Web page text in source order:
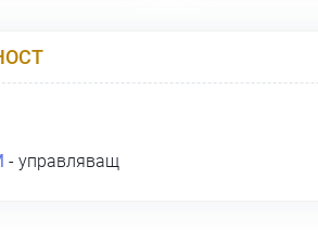
- управляващ